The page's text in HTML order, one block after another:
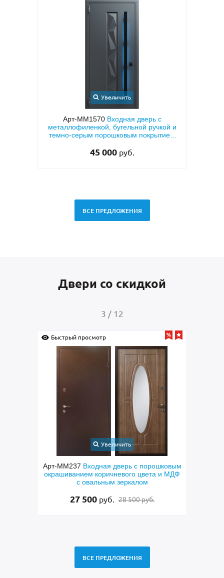
Арт-ММ1573Входная дверь с
металлофиленкой, бугельной ручкой и
темно-серым порошковым покрытием
45 000
ВСЕ ПРЕДЛОЖЕНИЯ
Двери со скидкой
4 / 12
с порошковым
цвета и МДФ
Быстрый просмотр
Увеличить
Арт-ММ299Металлическая техническая
дверь с полимерным покрытием серого
цвета (подбор по RAL)
15 000руб. 12 500 руб.
ВСЕ ПРЕДЛОЖЕНИЯ